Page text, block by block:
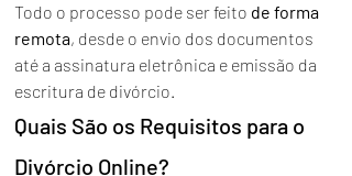
Todo o processo pode ser feito de forma
remota, desde o envio dos documentos
até a assinatura eletrônica e emissão da
escritura de divórcio.
Quais São os Requisitos para o
Divórcio Online?